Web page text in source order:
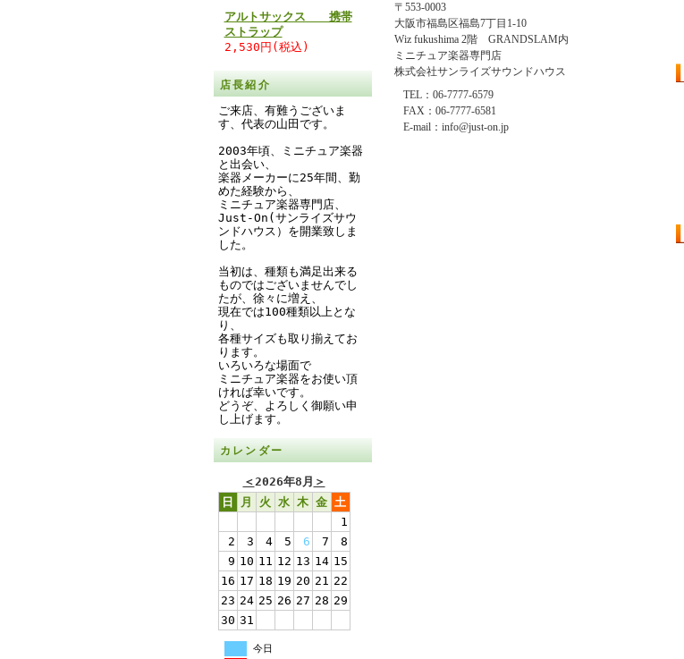
アルトサックス 携帯
ストラップ
2,530円(税込)
店長紹介
ご来店、有難うございま
す、代表の山田です。
2003年頃、ミニチュア楽器
と出会い、
楽器メーカーに25年間、勤
めた経験から、
ミニチュア楽器専門店、
Just-On(サンライズサウ
ンドハウス）を開業致しま
した。
当初は、種類も満足出来る
ものではございませんでし
たが、徐々に増え、
現在では100種類以上とな
り、
各種サイズも取り揃えてお
ります。
いろいろな場面で
ミニチュア楽器をお使い頂
ければ幸いです。
どうぞ、よろしく御願い申
し上げます。
カレンダー
＜2026年8月 ＞
日
月 火 水 木 金 土
1
2
3 4 5 6 7
8
9 10 11 12 13 14 15
16 17 18 19 20 21 22
23 24 25 26 27 28 29
30 31
今日
〒553-0003
大阪市福島区福島7丁目1-10
Wiz fukushima 2階 GRANDSLAM内
ミニチュア楽器専門店
株式会社サンライズサウンドハウス
TEL：06-7777-6579
FAX：06-7777-6581
E-mail：info@just-on.jp